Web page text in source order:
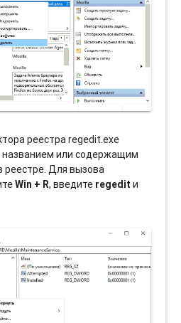
реестра regedit.exe
названием или содержащим
в реестре. Для вызова
Win + R, введите regedit и